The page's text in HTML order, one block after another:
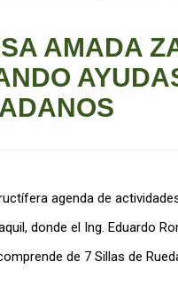
AMADA
agenda de
donde el Ing. Eduardo
de 7 Sillas de